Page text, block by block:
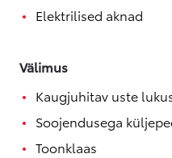
Elektrilised aknad
Välimus
Kaugjuhitav uste
Soojendusega
Toonklaas